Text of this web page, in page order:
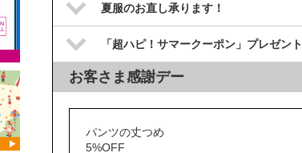
夏服のお直し承ります！
「超ハピ！サマークーポン」プレゼント
お客さま感謝デー
パンツの丈つめ
5%OFF